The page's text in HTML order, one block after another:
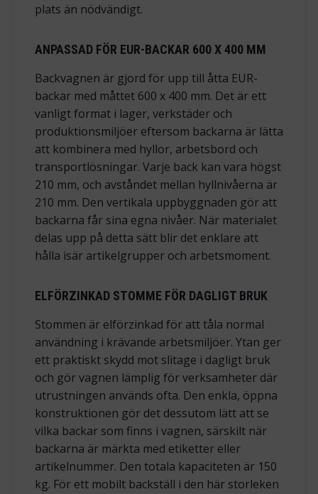
plats än nödvändigt.
ANPASSAD FÖR EUR-BACKAR 600 X 400 MM
Backvagnen är gjord för upp till åtta EUR-
backar med måttet 600 x 400 mm. Det är ett
vanligt format i lager, verkstäder och
produktionsmiljöer eftersom backarna är lätta
att kombinera med hyllor, arbetsbord och
transportlösningar. Varje back kan vara högst
210 mm, och avståndet mellan hyllnivåerna är
210 mm. Den vertikala uppbyggnaden gör att
backarna får sina egna nivåer. När materialet
delas upp på detta sätt blir det enklare att
hålla isär artikelgrupper och arbetsmoment.
ELFÖRZINKAD STOMME FÖR DAGLIGT BRUK
Stommen är elförzinkad för att tåla normal
användning i krävande arbetsmiljöer. Ytan ger
ett praktiskt skydd mot slitage i dagligt bruk
och gör vagnen lämplig för verksamheter där
utrustningen används ofta. Den enkla, öppna
konstruktionen gör det dessutom lätt att se
vilka backar som finns i vagnen, särskilt när
backarna är märkta med etiketter eller
artikelnummer. Den totala kapaciteten är 150
kg. För ett mobilt backställ i den här storleken